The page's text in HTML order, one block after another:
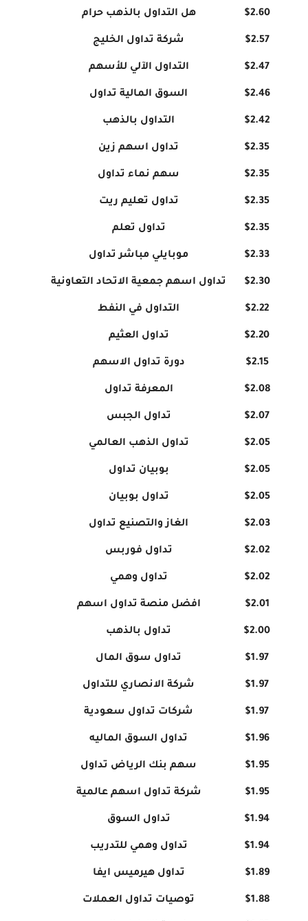
$2.60 هل التداول بالذهب حرام
$2.57 شركة تداول الخليج
$2.47 التداول الآلي للأسهم
$2.46 السوق المالية تداول
$2.42 التداول بالذهب
$2.35 تداول اسهم زين
$2.35 سهم نماء تداول
$2.35 تداول تعليم ريت
$2.35 تداول تعلم
$2.33 موبايلي مباشر تداول
$2.30 تداول اسهم جمعية الاتحاد التعاونية
$2.22 التداول في النفط
$2.20 تداول العثيم
$2.15 دورة تداول الاسهم
$2.08 المعرفة تداول
$2.07 تداول الجبس
$2.05 تداول الذهب العالمي
$2.05 بوبيان تداول
$2.05 تداول بوبيان
$2.03 الغاز والتصنيع تداول
$2.02 تداول فوربس
$2.02 تداول وهمي
$2.01 افضل منصة تداول اسهم
$2.00 تداول بالذهب
$1.97 تداول سوق المال
$1.97 شركة الانصاري للتداول
$1.97 شركات تداول سعودية
$1.96 تداول السوق الماليه
$1.95 سهم بنك الرياض تداول
$1.95 شركة تداول اسهم عالمية
$1.94 تداول السوق
$1.94 تداول وهمي للتدريب
$1.89 تداول هيرميس ايفا
$1.88 توصيات تداول العملات